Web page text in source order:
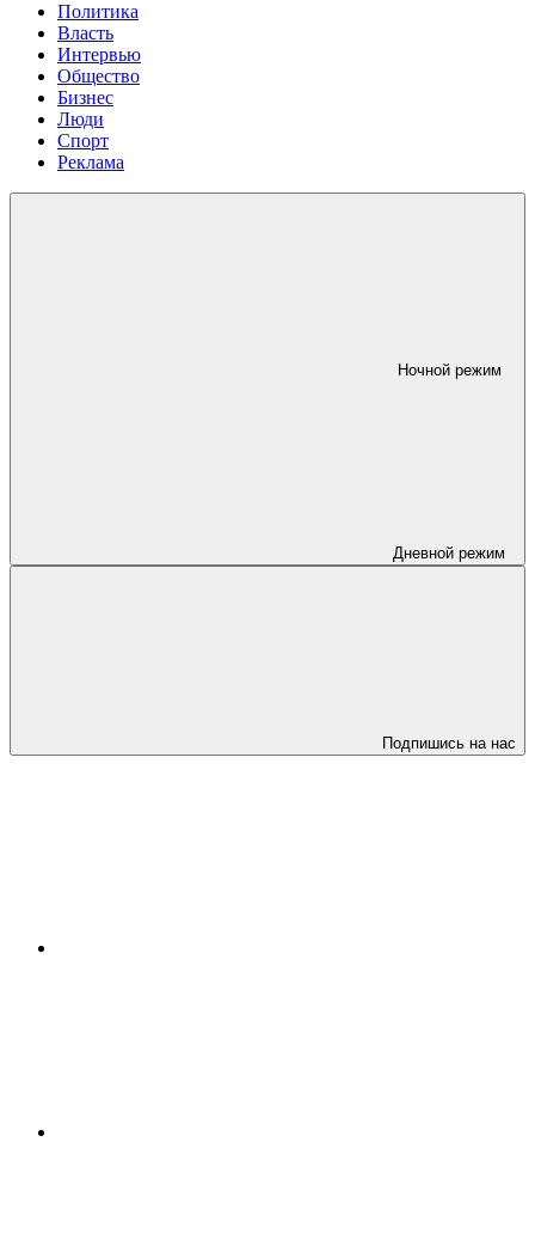
Политика
Власть
Интервью
Общество
Бизнес
Люди
Спорт
Реклама
Ночной режим
Дневной режим
Подпишись на нас